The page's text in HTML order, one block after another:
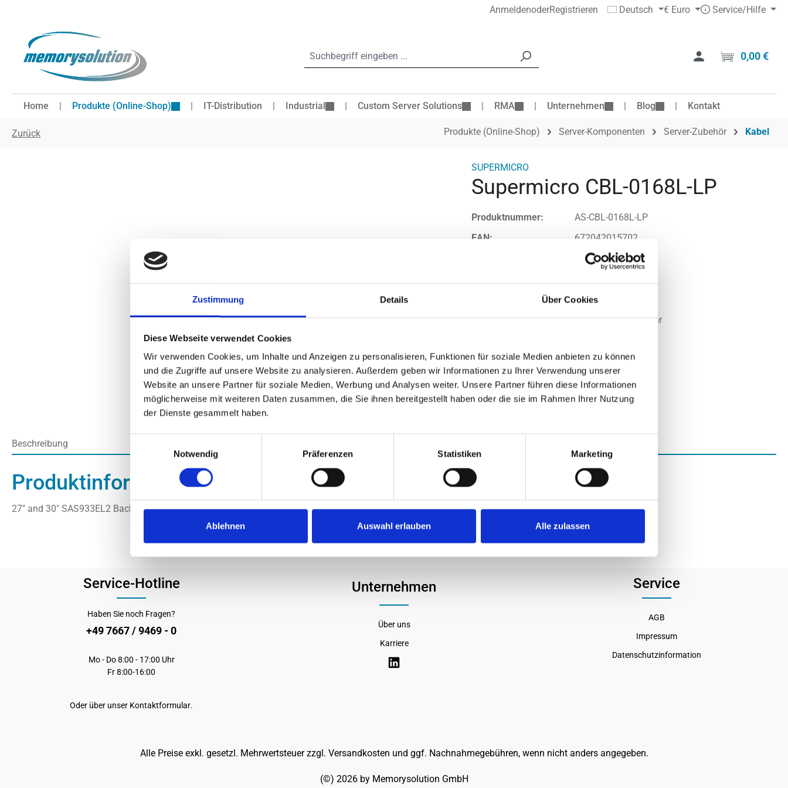
Zustimmung Details Über Cookies
Diese Webseite verwendet Cookies
Wir verwenden Cookies, um Inhalte und Anzeigen zu personalisieren, Funktionen für soziale Medien anbieten zu können
und die Zugriffe auf unsere Website zu analysieren. Außerdem geben wir Informationen zu Ihrer Verwendung unserer
Website an unsere Partner für soziale Medien, Werbung und Analysen weiter. Unsere Partner führen diese Informationen
möglicherweise mit weiteren Daten zusammen, die Sie ihnen bereitgestellt haben oder die sie im Rahmen Ihrer Nutzung
der Dienste gesammelt haben.
Notwendig
Präferenzen Statistiken Marketing
Ablehnen Auswahl erlauben Alle zulassen
AnmeldenoderRegistrieren Deutsch € Euro Service/Hilfe
0,00 €
Home Produkte (Online-Shop) IT-Distribution Industrial Custom Server Solutions RMA Unternehmen Blog Kontakt
Zurück Produkte (Online-Shop) Server-Komponenten Server-Zubehör Kabel
SUPERMICRO
Supermicro CBL-0168L-LP
Produktnummer:
AS-CBL-0168L-LP
EAN:
672042015702
CBL-0168L-LP
Nicht lagernd
Lieferzeit:
Nicht mehr verfügbar
Preis auf Anfrage
Beschreibung
Produktinformationen "Supermicro CBL-0168L-LP"
27" and 30" SAS933EL2 Backplane 2-Port Int. Cascading CBL
Service-Hotline
Haben Sie noch Fragen?
+49 7667 / 9469 - 0
Mo - Do 8:00 - 17:00 Uhr
Fr 8:00-16:00
Oder über unser Kontaktformular.
Unternehmen
Über uns
Karriere
Service
AGB
Impressum
Datenschutzinformation
Alle Preise exkl. gesetzl. Mehrwertsteuer zzgl. Versandkosten und ggf. Nachnahmegebühren, wenn nicht anders angegeben.
(©) 2026 by Memorysolution GmbH